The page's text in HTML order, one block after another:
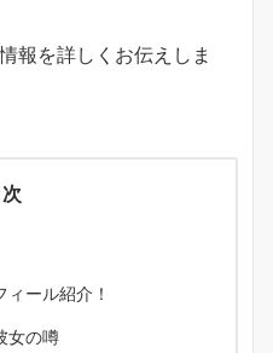
報を詳しくお伝えしま
ール紹介！
女の噂